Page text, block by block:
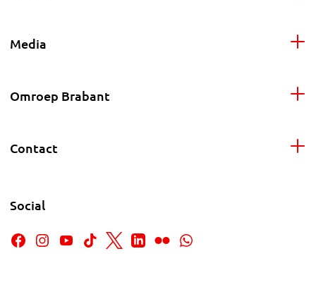
Media
Omroep Brabant
Contact
Social